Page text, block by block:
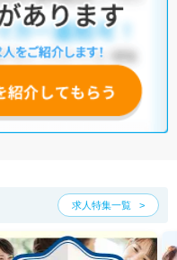
求人特集一覧